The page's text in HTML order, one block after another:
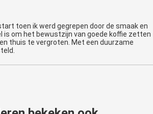
toen ik werd gegrepen door de smaak en
is om het bewustzijn van goede koffie zetten
thuis te vergroten. Met een duurzame